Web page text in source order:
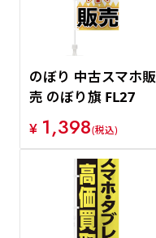
のぼり 中古スマホ販
売 のぼり旗 FL27
¥ 1,398(税込)